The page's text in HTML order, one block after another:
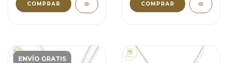
COMPRAR
ENVÍO GRATIS